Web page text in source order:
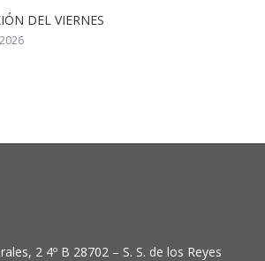
DEL VIERNES
2 4º B 28702 – S. S. de los Reyes